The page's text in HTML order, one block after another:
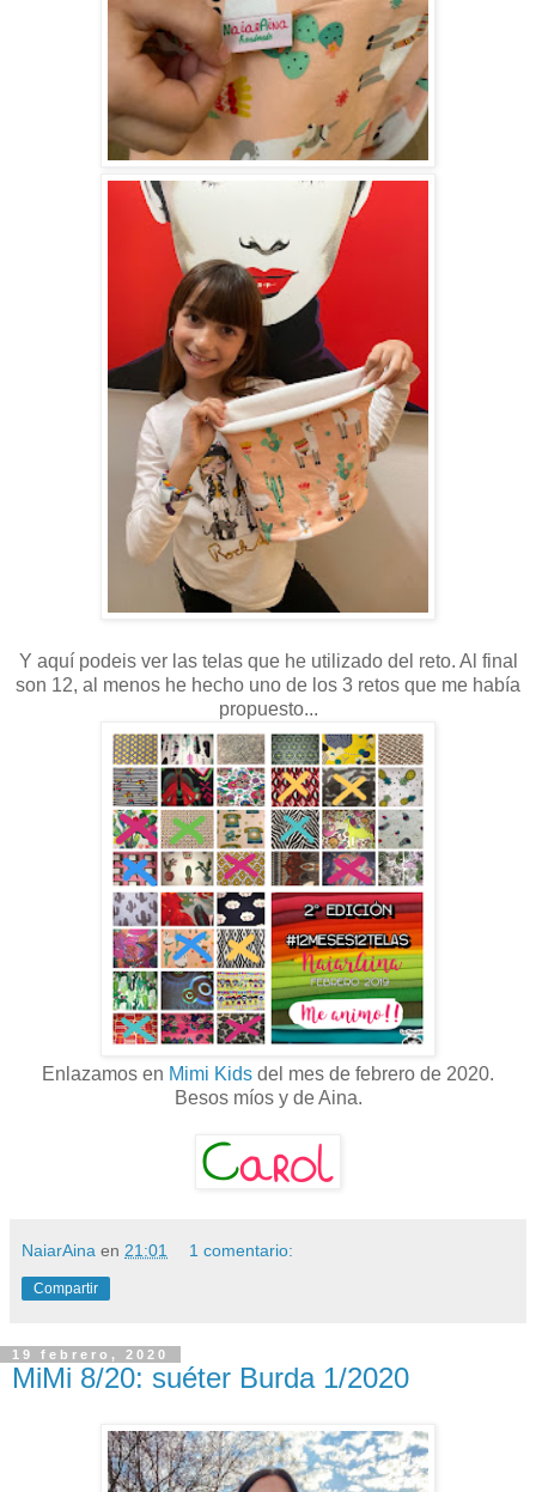
Y aquí podeis ver las telas que he utilizado del reto. Al final
son 12, al menos he hecho uno de los 3 retos que me había
propuesto...
Enlazamos en Mimi Kids del mes de febrero de 2020.
Besos míos y de Aina.
NaiarAina en 21:01 1 comentario:
Compartir
19 febrero, 2020
MiMi 8/20: suéter Burda 1/2020